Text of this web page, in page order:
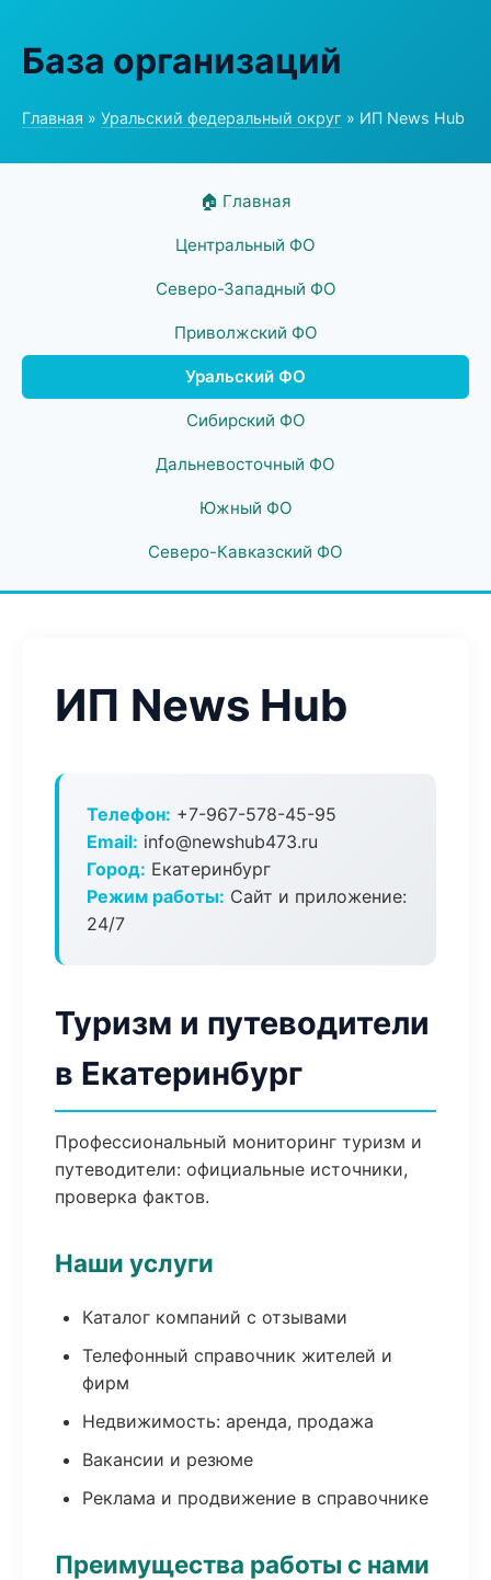
База организаций
Главная » Уральский федеральный округ » ИП News Hub
🏠 Главная
Центральный ФО
Северо-Западный ФО
Приволжский ФО
Уральский ФО
Сибирский ФО
Дальневосточный ФО
Южный ФО
Северо-Кавказский ФО
ИП News Hub
Телефон: +7-967-578-45-95
Email: info@newshub473.ru
Город: Екатеринбург
Режим работы: Сайт и приложение:
24/7
Туризм и путеводители
в Екатеринбург
Профессиональный мониторинг туризм и
путеводители: официальные источники,
проверка фактов.
Наши услуги
Каталог компаний с отзывами
Телефонный справочник жителей и
фирм
Недвижимость: аренда, продажа
Вакансии и резюме
Реклама и продвижение в справочнике
Преимущества работы с нами